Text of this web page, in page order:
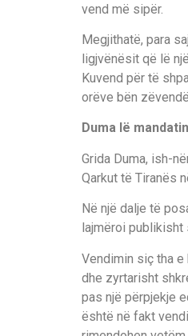
vend më sipër.
Megjithatë, para
ligjvënësit që lë
Kuvend për të
orëve bën
Duma lë
Grida Duma, ish-
Qarkut të Tiranës
Në një dalje të
lajmëroi
Vendimin siç tha
dhe zyrtarisht
pas një përpjekje
është në fakt